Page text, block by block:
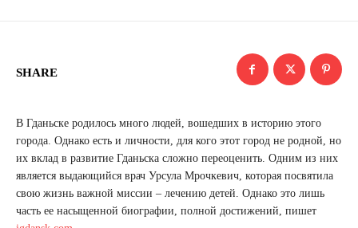
SHARE
В Гданьске родилось много людей, вошедших в историю этого
города. Однако есть и личности, для кого этот город не родной, но
их вклад в развитие Гданьска сложно переоценить. Одним из них
является выдающийся врач Урсула Мрочкевич, которая посвятила
свою жизнь важной миссии – лечению детей. Однако это лишь
часть ее насыщенной биографии, полной достижений, пишет